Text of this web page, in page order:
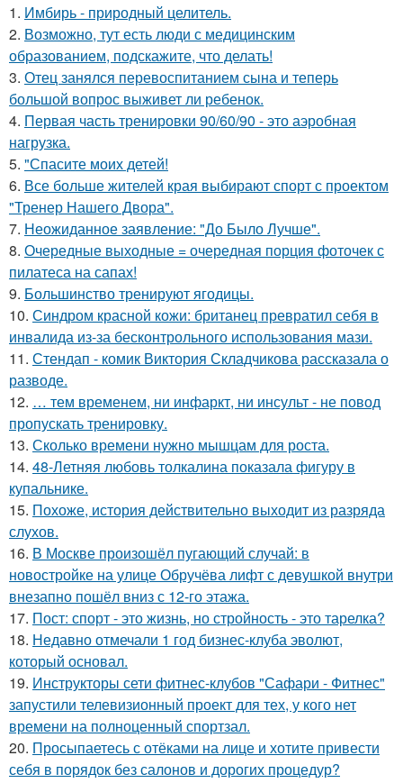
1. Имбирь - природный целитель.
2. Возможно, тут есть люди с медицинским
образованием, подскажите, что делать!
3. Отец занялся перевоспитанием сына и теперь
большой вопрос выживет ли ребенок.
4. Первая часть тренировки 90/60/90 - это аэробная
нагрузка.
5. "Спасите моих детей!
6. Все больше жителей края выбирают спорт с проектом
"Тренер Нашего Двора".
7. Неожиданное заявление: "До Было Лучше".
8. Очередные выходные = очередная порция фоточек с
пилатеса на сапах!
9. Большинство тренируют ягодицы.
10. Синдром красной кожи: британец превратил себя в
инвалида из-за бесконтрольного использования мази.
11. Стендап - комик Виктория Складчикова рассказала о
разводе.
12. … тем временем, ни инфаркт, ни инсульт - не повод
пропускать тренировку.
13. Сколько времени нужно мышцам для роста.
14. 48-Летняя любовь толкалина показала фигуру в
купальнике.
15. Похоже, история действительно выходит из разряда
слухов.
16. В Москве произошёл пугающий случай: в
новостройке на улице Обручёва лифт с девушкой внутри
внезапно пошёл вниз с 12-го этажа.
17. Пост: спорт - это жизнь, но стройность - это тарелка?
18. Недавно отмечали 1 год бизнес-клуба эволют,
который основал.
19. Инструкторы сети фитнес-клубов "Сафари - Фитнес"
запустили телевизионный проект для тех, у кого нет
времени на полноценный спортзал.
20. Просыпаетесь с отёками на лице и хотите привести
себя в порядок без салонов и дорогих процедур?